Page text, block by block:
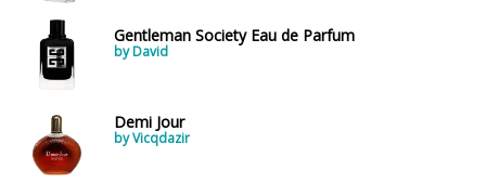
Gentleman Society Eau de Parfum
by David
Demi Jour
by Vicqdazir